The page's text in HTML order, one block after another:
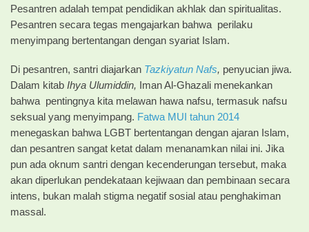
Pesantren adalah tempat pendidikan akhlak dan spiritualitas.
Pesantren secara tegas mengajarkan bahwa perilaku
menyimpang bertentangan dengan syariat Islam.
Di pesantren, santri diajarkan Tazkiyatun Nafs, penyucian jiwa.
Dalam kitab Ihya Ulumiddin,
Iman Al-Ghazali menekankan
bahwa pentingnya kita melawan hawa nafsu, termasuk nafsu
seksual yang menyimpang. Fatwa MUI tahun 2014
menegaskan bahwa LGBT bertentangan dengan ajaran Islam,
dan pesantren sangat ketat dalam menanamkan nilai ini. Jika
pun ada oknum santri dengan kecenderungan tersebut, maka
akan diperlukan pendekataan kejiwaan dan pembinaan secara
intens, bukan malah stigma negatif sosial atau penghakiman
massal.